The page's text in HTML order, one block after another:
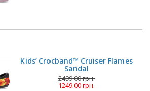
Kids’ Crocband™ Cruiser Flames
Sandal
2499.00 грн.
1249.00 грн.